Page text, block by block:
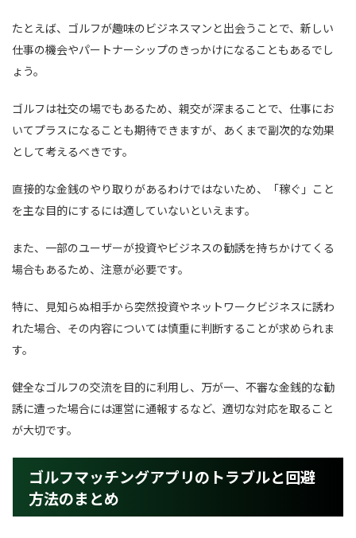
たとえば、ゴルフが趣味のビジネスマンと出会うことで、新しい
仕事の機会やパートナーシップのきっかけになることもあるでし
ょう。
ゴルフは社交の場でもあるため、親交が深まることで、仕事にお
いてプラスになることも期待できますが、あくまで副次的な効果
として考えるべきです。
直接的な金銭のやり取りがあるわけではないため、「稼ぐ」こと
を主な目的にするには適していないといえます。
また、一部のユーザーが投資やビジネスの勧誘を持ちかけてくる
場合もあるため、注意が必要です。
特に、見知らぬ相手から突然投資やネットワークビジネスに誘わ
れた場合、その内容については慎重に判断することが求められま
す。
健全なゴルフの交流を目的に利用し、万が一、不審な金銭的な勧
誘に遭った場合には運営に通報するなど、適切な対応を取ること
が大切です。
ゴルフマッチングアプリのトラブルと回避
方法のまとめ